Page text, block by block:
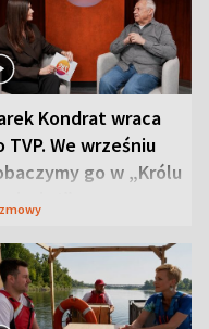
Kondrat wraca
TVP. We wrześniu
go w „Królu
I”